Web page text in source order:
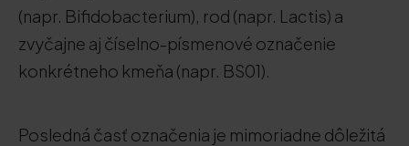
(napr. Bifidobacterium), rod (napr. Lactis) a
zvyčajne aj číselno-písmenové označenie
konkrétneho kmeňa (napr. BS01).
Posledná časť označenia je mimoriadne dôležitá